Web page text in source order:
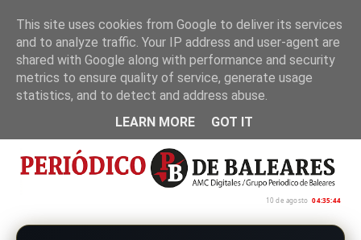
Inicio Nosotros Política de privacidad
10 de agosto 04:35:45
This site uses cookies from Google to deliver its services
and to analyze traffic. Your IP address and user-agent are
shared with Google along with performance and security
metrics to ensure quality of service, generate usage
statistics, and to detect and address abuse.
LEARN MORE
GOT IT